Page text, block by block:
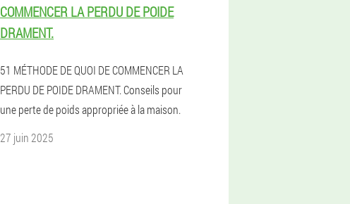
COMMENCER LA PERDU DE POIDE
DRAMENT.
51 MÉTHODE DE QUOI DE COMMENCER LA
PERDU DE POIDE DRAMENT. Conseils pour
une perte de poids appropriée à la maison.
27 juin 2025